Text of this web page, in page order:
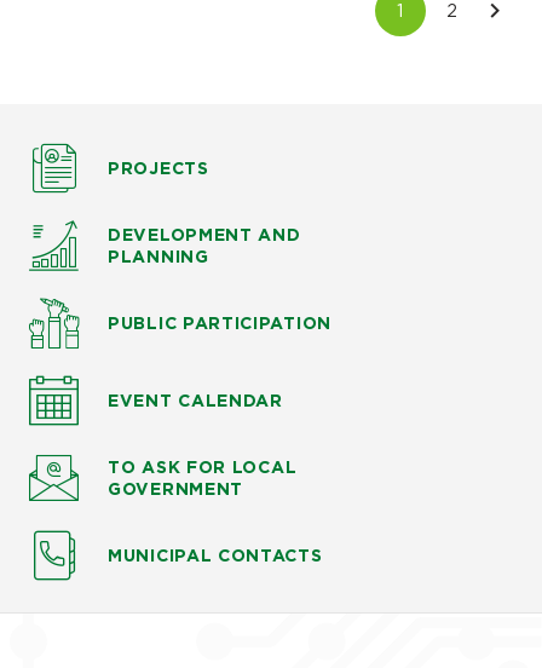
PROJECTS
DEVELOPMENT AND
PLANNING
PUBLIC PARTICIPATION
EVENT CALENDAR
TO ASK FOR LOCAL
GOVERNMENT
MUNICIPAL CONTACTS